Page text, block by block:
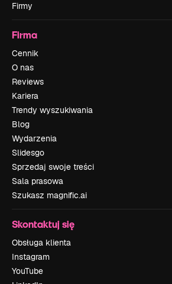
Firmy
Firma
Cennik
O nas
Reviews
Kariera
Trendy wyszukiwania
Blog
Wydarzenia
Slidesgo
Sprzedaj swoje treści
Sala prasowa
Szukasz magnific.ai
Skontaktuj się
Obsługa klienta
Instagram
YouTube